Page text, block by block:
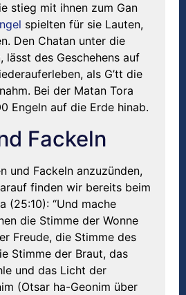
stieg mit ihnen zum Gan
spielten für sie Lauten,
Den Chatan unter die
lässt des Geschehens auf
als G’tt die
Bei der Matan Tora
Engeln auf die Erde hinab.
Fackeln
und Fackeln anzuzünden,
finden wir bereits beim
(25:10): “Und mache
die Stimme der Wonne
Freude, die Stimme des
Stimme der Braut, das
und das Licht der
(Otsar ha-Geonim über